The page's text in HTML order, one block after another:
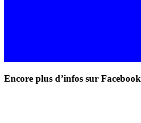
Encore plus d’infos sur Facebook